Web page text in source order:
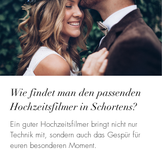
Wie findet man den passenden
Hochzeitsfilmer in Schortens?
Ein guter Hochzeitsfilmer bringt nicht nur
Technik mit, sondern auch das Gespür für
euren besonderen Moment.